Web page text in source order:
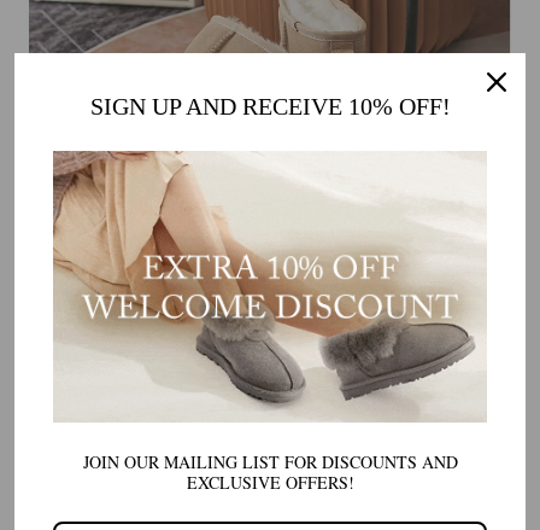
SIGN UP AND RECEIVE 10% OFF!
JOIN OUR MAILING LIST FOR DISCOUNTS AND
EXCLUSIVE OFFERS!